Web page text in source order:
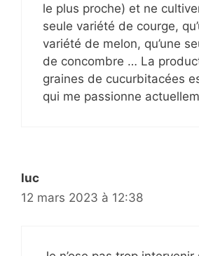
le plus proche) et ne
seule variété de courge,
variété de melon, qu’une
de concombre … La
graines de cucurbitacées
qui me passionne
luc
12 mars 2023 à 12:38